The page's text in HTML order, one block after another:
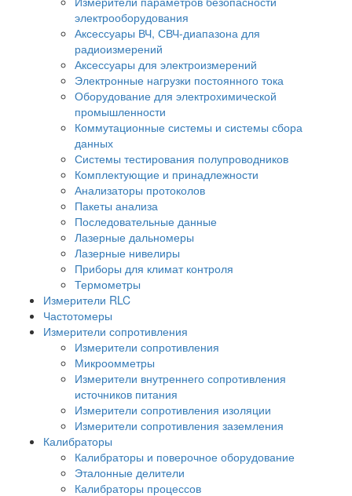
электрооборудования
Аксессуары ВЧ, СВЧ-диапазона для
радиоизмерений
Аксессуары для электроизмерений
Электронные нагрузки постоянного тока
Оборудование для электрохимической
промышленности
Коммутационные системы и системы сбора
данных
Системы тестирования полупроводников
Комплектующие и принадлежности
Анализаторы протоколов
Пакеты анализа
Последовательные данные
Лазерные дальномеры
Лазерные нивелиры
Приборы для климат контроля
Термометры
Измерители RLC
Частотомеры
Измерители сопротивления
Измерители сопротивления
Микроомметры
Измерители внутреннего сопротивления
источников питания
Измерители сопротивления изоляции
Измерители сопротивления заземления
Калибраторы
Калибраторы и поверочное оборудование
Эталонные делители
Калибраторы процессов